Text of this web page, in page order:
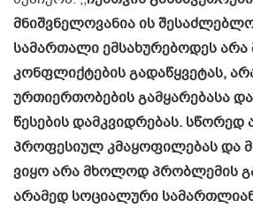
მნიშვნელოვანია ის
სამართალი ემსახურებოდეს
კონფლიქტების გადაწყვეტას,
ურთიერთობების გამყარებასა
წესების დამკვიდრებას. სწორედ
პროფესიულ კმაყოფილებას და
ვიყო არა მხოლოდ პრობლემის
არამედ სოციალური